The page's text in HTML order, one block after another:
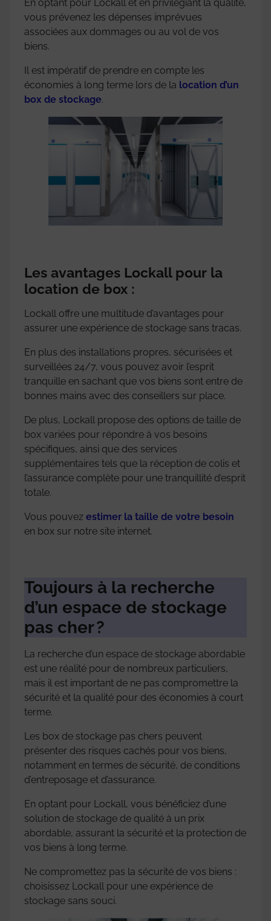
En optant pour Lockall et en privilégiant la qualité,
vous prévenez les dépenses imprévues
associées aux dommages ou au vol de vos
biens.
Il est impératif de prendre en compte les
économies à long terme lors de la location d’un
box de stockage.
Les avantages Lockall pour la
location de box :
Lockall offre une multitude d’avantages pour
assurer une expérience de stockage sans tracas.
En plus des installations propres, sécurisées et
surveillées 24/7, vous pouvez avoir l’esprit
tranquille en sachant que vos biens sont entre de
bonnes mains avec des conseillers sur place.
De plus, Lockall propose des options de taille de
box variées pour répondre à vos besoins
spécifiques, ainsi que des services
supplémentaires tels que la réception de colis et
l’assurance complète pour une tranquillité d’esprit
totale.
Vous pouvez estimer la taille de votre besoin
en box sur notre site internet.
Toujours à la recherche
d’un espace de stockage
pas cher ?
La recherche d’un espace de stockage abordable
est une réalité pour de nombreux particuliers,
mais il est important de ne pas compromettre la
sécurité et la qualité pour des économies à court
terme.
Les box de stockage pas chers peuvent
présenter des risques cachés pour vos biens,
notamment en termes de sécurité, de conditions
d’entreposage et d’assurance.
En optant pour Lockall, vous bénéficiez d’une
solution de stockage de qualité à un prix
abordable, assurant la sécurité et la protection de
vos biens à long terme.
Ne compromettez pas la sécurité de vos biens :
choisissez Lockall pour une expérience de
stockage sans souci.